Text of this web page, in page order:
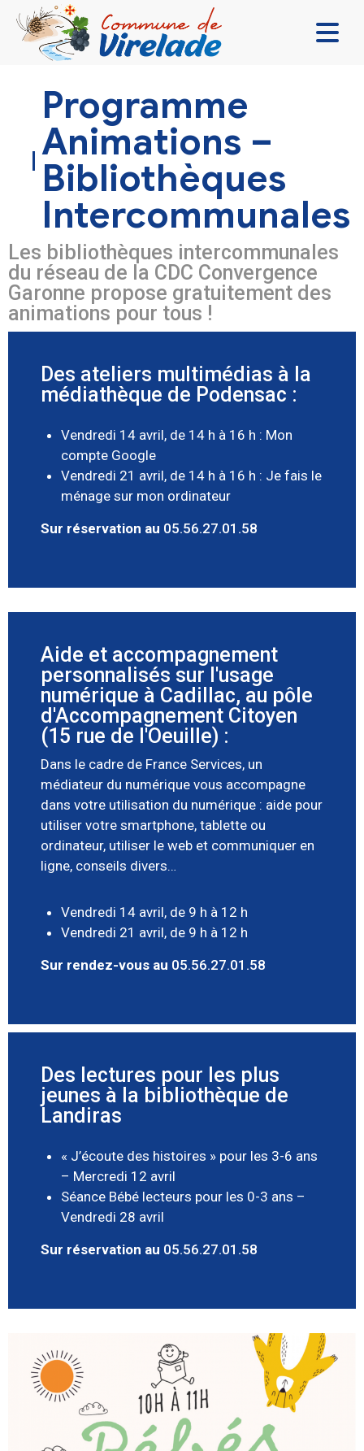
VIVRE ENSEMBLE
SE DIVERTIR
DÉCOUVRIR
CONTACT
Programme
Animations –
Bibliothèques
Intercommunales
Les bibliothèques intercommunales
du réseau de la CDC Convergence
Garonne propose gratuitement des
animations pour tous !
Des ateliers multimédias à la
médiathèque de Podensac :
Vendredi 14 avril, de 14 h à 16 h : Mon
compte Google
Vendredi 21 avril, de 14 h à 16 h : Je fais le
ménage sur mon ordinateur
Sur réservation au 05.56.27.01.58
Aide et accompagnement
personnalisés sur l'usage
numérique à Cadillac, au pôle
d'Accompagnement Citoyen
(15 rue de l'Oeuille) :
Dans le cadre de France Services, un
médiateur du numérique vous accompagne
dans votre utilisation du numérique : aide pour
utiliser votre smartphone, tablette ou
ordinateur, utiliser le web et communiquer en
ligne, conseils divers…
Vendredi 14 avril, de 9 h à 12 h
Vendredi 21 avril, de 9 h à 12 h
Sur rendez-vous au 05.56.27.01.58
Des lectures pour les plus
jeunes à la bibliothèque de
Landiras
« J’écoute des histoires » pour les 3-6 ans
– Mercredi 12 avril
Séance Bébé lecteurs pour les 0-3 ans –
Vendredi 28 avril
Sur réservation au 05.56.27.01.58